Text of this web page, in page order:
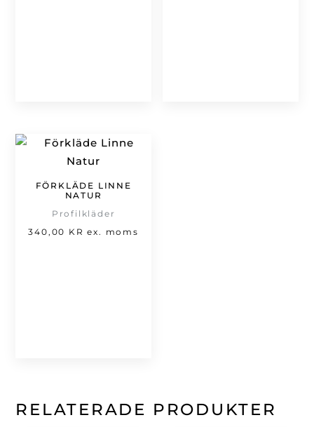
FÖRKLÄDE LINNE
NATUR
Profilkläder
340,00 KR ex. moms
RELATERADE PRODUKTER